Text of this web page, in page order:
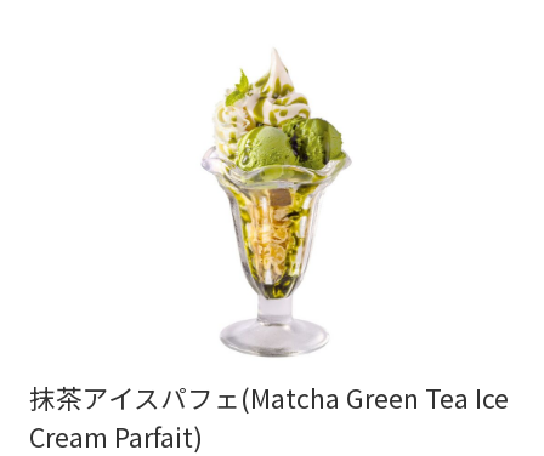
抹茶アイスパフェ(Matcha Green Tea Ice
Cream Parfait)